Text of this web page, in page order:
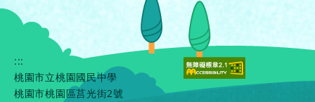
:::
桃園市立桃園國民中學
桃園市桃園區莒光街2號